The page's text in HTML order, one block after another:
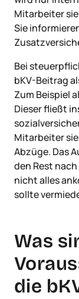
Mitarbeiter
Sie
Bei
bKV-Beitrag
Zum Beispiel
Dieser fließt
Mitarbeiter
Abzüge. Das
den Rest
nicht alles
sollte
Was
die